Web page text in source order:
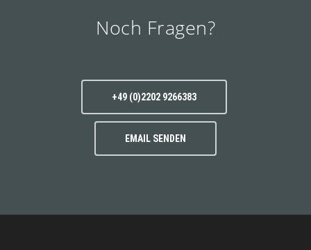
Noch Fragen?
+49 (0)2202 9266383
EMAIL SENDEN